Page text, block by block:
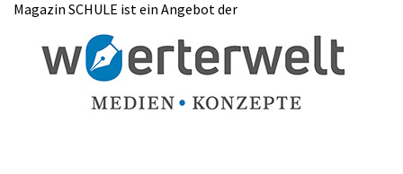
Magazin SCHULE ist ein Angebot der